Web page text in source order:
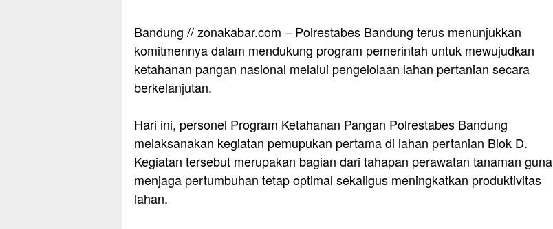
Bandung // zonakabar.com – Polrestabes Bandung terus menunjukkan
komitmennya dalam mendukung program pemerintah untuk mewujudkan
ketahanan pangan nasional melalui pengelolaan lahan pertanian secara
berkelanjutan.
‎Hari ini, personel Program Ketahanan Pangan Polrestabes Bandung
melaksanakan kegiatan pemupukan pertama di lahan pertanian Blok D.
Kegiatan tersebut merupakan bagian dari tahapan perawatan tanaman guna
menjaga pertumbuhan tetap optimal sekaligus meningkatkan produktivitas
lahan.